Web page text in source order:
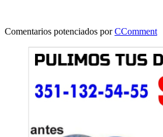
Comentarios potenciados porCComment